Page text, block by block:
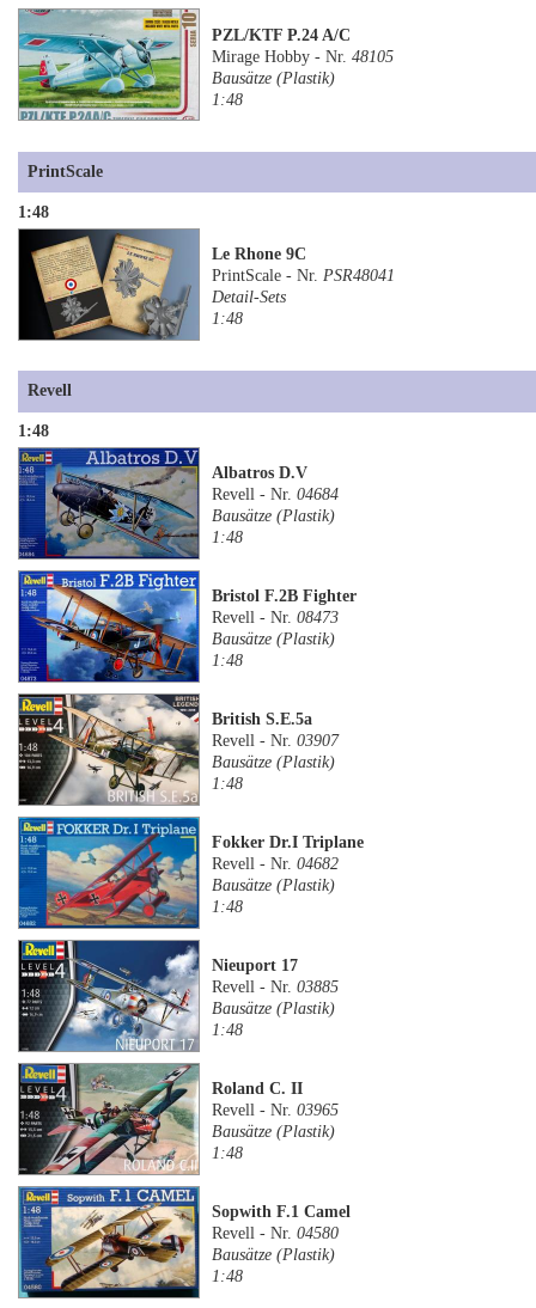
PZL/KTF P.24 A/C
Mirage Hobby - Nr.48105
Bausätze (Plastik)
1:48
PrintScale
1:48
Le Rhone 9C
PrintScale - Nr.PSR48041
Detail-Sets
1:48
Revell
1:48
Albatros D.V
Revell - Nr.04684
Bausätze (Plastik)
1:48
Bristol F.2B Fighter
Revell - Nr.08473
Bausätze (Plastik)
1:48
British S.E.5a
Revell - Nr.03907
Bausätze (Plastik)
1:48
Fokker Dr.I Triplane
Revell - Nr.04682
Bausätze (Plastik)
1:48
Nieuport 17
Revell - Nr.03885
Bausätze (Plastik)
1:48
Roland C. II
Revell - Nr.03965
Bausätze (Plastik)
1:48
Sopwith F.1 Camel
Revell - Nr.04580
Bausätze (Plastik)
1:48